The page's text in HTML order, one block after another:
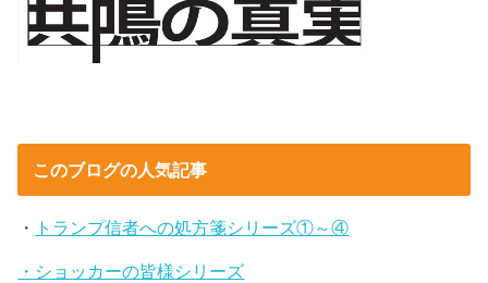
このブログの人気記事
・ トランプ信者への処方箋シリーズ①～④
・ショッカーの皆様シリーズ